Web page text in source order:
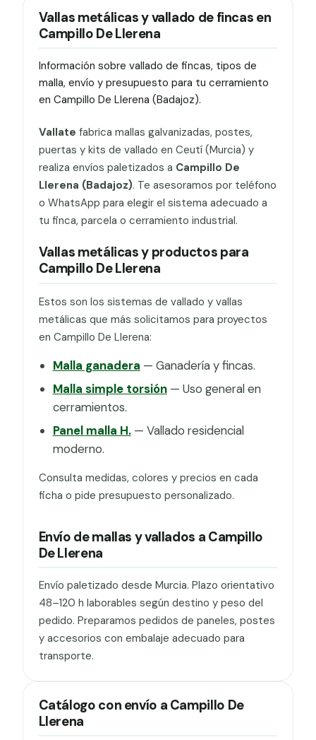
Vallas metálicas y vallado de fincas en
Campillo De Llerena
Información sobre vallado de fincas, tipos de
malla, envío y presupuesto para tu cerramiento
en Campillo De Llerena (Badajoz).
Vallate fabrica mallas galvanizadas, postes,
puertas y kits de vallado en Ceutí (Murcia) y
realiza envíos paletizados a Campillo De
Llerena (Badajoz). Te asesoramos por teléfono
o WhatsApp para elegir el sistema adecuado a
tu finca, parcela o cerramiento industrial.
Vallas metálicas y productos para
Campillo De Llerena
Estos son los sistemas de vallado y vallas
metálicas que más solicitamos para proyectos
en Campillo De Llerena:
Malla ganadera — Ganadería y fincas.
Malla simple torsión— Uso general en
cerramientos.
Panel malla H.— Vallado residencial
moderno.
Consulta medidas, colores y precios en cada
ficha o pide presupuesto personalizado.
Envío de mallas y vallados a Campillo
De Llerena
Envío paletizado desde Murcia. Plazo orientativo
48–120 h laborables según destino y peso del
pedido. Preparamos pedidos de paneles, postes
y accesorios con embalaje adecuado para
transporte.
Catálogo con envío a Campillo De
Llerena